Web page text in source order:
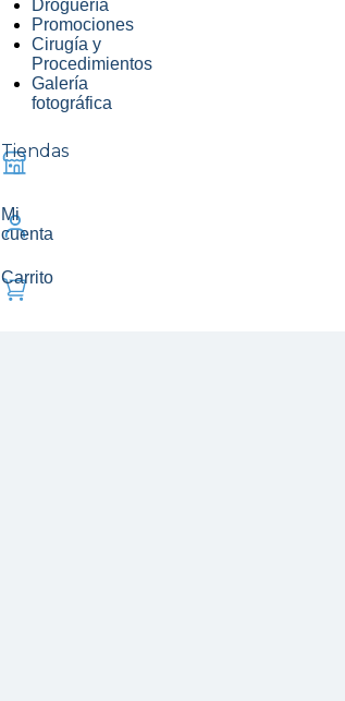
Droguería
Promociones
Cirugía y
Procedimientos
Galería
fotográfica
Tiendas
Mi
cuenta
Carrito